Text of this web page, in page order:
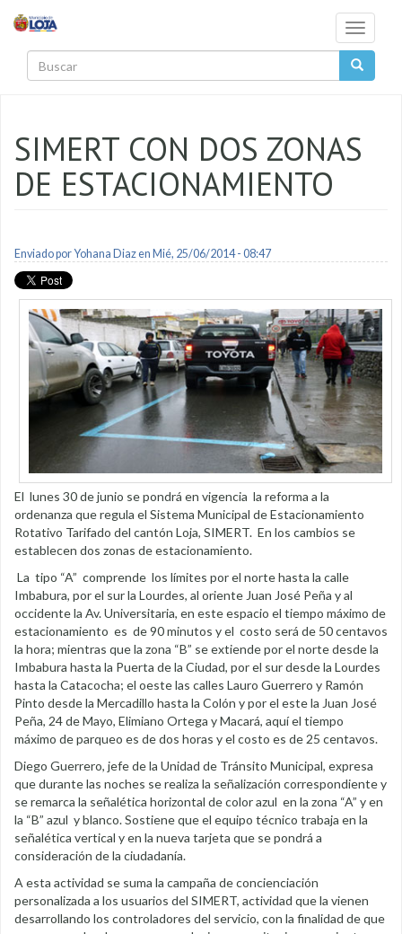
Toggle
SIMERT CON DOS ZONAS
DE ESTACIONAMIENTO
Enviado porYohana Diazen Mié, 25/06/2014 - 08:47
El lunes 30 de junio se pondrá en vigencia la reforma a la
ordenanza que regula el Sistema Municipal de Estacionamiento
Rotativo Tarifado del cantón Loja, SIMERT. En los cambios se
establecen dos zonas de estacionamiento.
La tipo “A” comprende los límites por el norte hasta la calle
Imbabura, por el sur la Lourdes, al oriente Juan José Peña y al
occidente la Av. Universitaria, en este espacio el tiempo máximo de
estacionamiento es de 90 minutos y el costo será de 50 centavos
la hora; mientras que la zona “B” se extiende por el norte desde la
Imbabura hasta la Puerta de la Ciudad, por el sur desde la Lourdes
hasta la Catacocha; el oeste las calles Lauro Guerrero y Ramón
Pinto desde la Mercadillo hasta la Colón y por el este la Juan José
Peña, 24 de Mayo, Elimiano Ortega y Macará, aquí el tiempo
máximo de parqueo es de dos horas y el costo es de 25 centavos.
Diego Guerrero, jefe de la Unidad de Tránsito Municipal, expresa
que durante las noches se realiza la señalización correspondiente y
se remarca la señalética horizontal de color azul en la zona “A” y en
la “B” azul y blanco. Sostiene que el equipo técnico trabaja en la
señalética vertical y en la nueva tarjeta que se pondrá a
consideración de la ciudadanía.
A esta actividad se suma la campaña de concienciación
personalizada a los usuarios del SIMERT, actividad que la vienen
desarrollando los controladores del servicio, con la finalidad de que